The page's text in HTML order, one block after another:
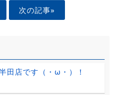
次の記事»
田店です（・ω・）！